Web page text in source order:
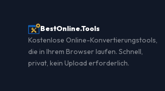
BestOnline.Tools
Kostenlose Online-Konvertierungstools,
die in Ihrem Browser laufen. Schnell,
privat, kein Upload erforderlich.